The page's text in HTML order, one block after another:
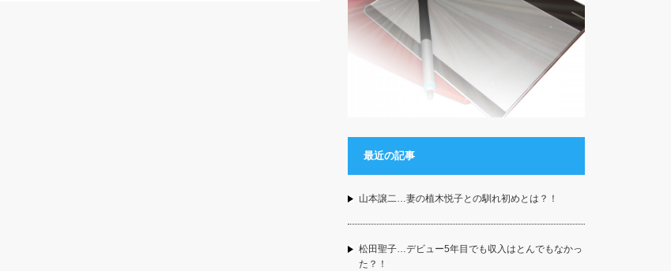
最近の記事
山本譲二…妻の植木悦子との馴れ初めとは？！
松田聖子…デビュー5年目でも収入はとんでもなかっ
た？！